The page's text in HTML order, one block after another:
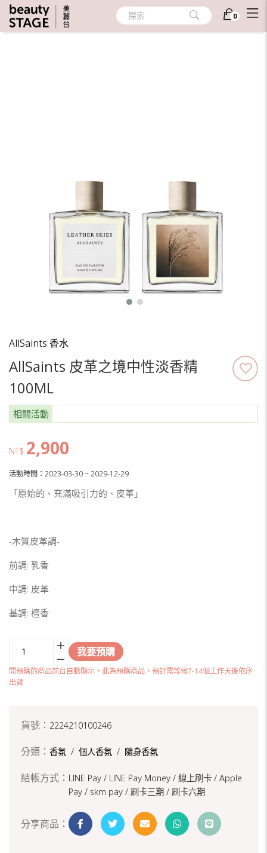
探索 0
首頁/ 香氛 / 隨身香氛
AllSaints 香水
AllSaints 皮革之境中性淡香精
100ML
相關活動
NT$ 2,900
活動時間：2023-03-30 ~ 2029-12-29
「原始的、充滿吸引力的、皮革」
-木質皮革調-
前調: 乳香
中調: 皮革
基調: 檀香
我要預購
開預購的商品前台自動顯示，此為預購商品，預計需等候7-14個工作天後依序
出貨
貨號： 2224210100246
分類： 香氛 / 個人香氛 / 隨身香氛
結帳方式： LINE Pay / LINE Pay Money / 線上刷卡 / Apple
Pay / skm pay / 刷卡三期 / 刷卡六期
分享商品：